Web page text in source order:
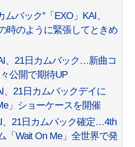
ムバック”「EXO」KAI、
時のように緊張してときめ
、21日カムバック…新曲コ
公開で期待UP
、21日カムバックデイに
」ショーケースを開催
、21日カムバック確定…4th
「Wait On Me」全世界で発